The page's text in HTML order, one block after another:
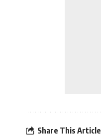
Share This Article